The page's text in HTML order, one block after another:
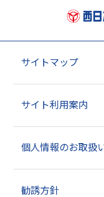
サイトマップ
サイト利用案内
個人情報のお取扱
勧誘方針